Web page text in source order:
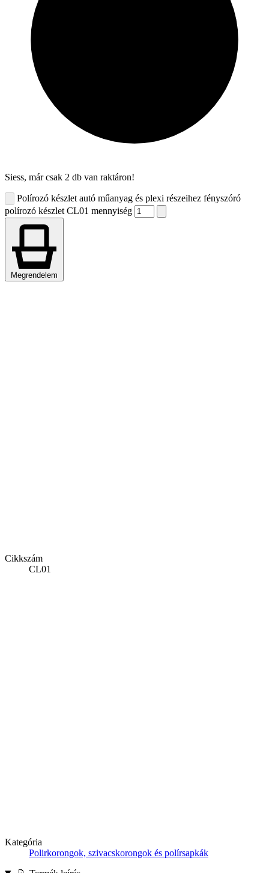
Siess, már csak 2 db van raktáron!
Polírozó készlet autó műanyag és plexi részeihez fényszóró
polírozó készlet CL01 mennyiség
Megrendelem
Cikkszám
CL01
Kategória
Polirkorongok, szivacskorongok és polírsapkák